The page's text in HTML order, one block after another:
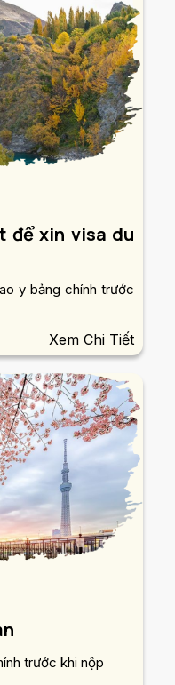
để xin visa du
y bảng chính trước
Xem Chi Tiết
trước khi nộp